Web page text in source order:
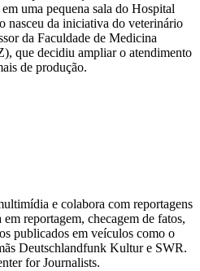
uma pequena sala do Hospital
nasceu da iniciativa do veterinário
da Faculdade de Medicina
que decidiu ampliar o atendimento
de produção.
e colabora com reportagens
reportagem, checagem de fatos,
publicados em veículos como o
Deutschlandfunk Kultur e SWR.
for Journalists.